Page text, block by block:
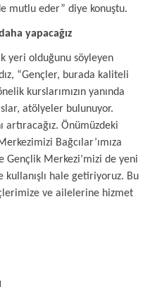
mutlu eder” diye konuştu.
yapacağız
yeri olduğunu söyleyen
“Gençler, burada kaliteli
kurslarımızın yanında
atölyeler bulunuyor.
artıracağız. Önümüzdeki
Bağcılar’ımıza
Gençlik Merkezi’mizi de yeni
hale getiriyoruz. Bu
ve ailelerine hizmet